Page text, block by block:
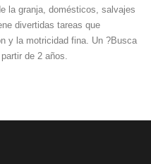
la granja, domésticos, salvajes
divertidas tareas que
y la motricidad fina. Un ?Busca
de 2 años.